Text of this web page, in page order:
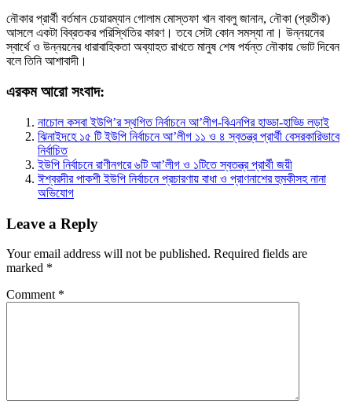
নৌকার প্রার্থী বর্তমান চেয়ারম্যান গোলাম মোস্তফা খান বাবলু জানান, নৌকা (প্রতীক)
আসলে একটা বিব্রতকর পরিস্থিতির কারণ। তবে সেটা কোন সমস্যা না। উন্নয়নের
স্বার্থে ও উন্নয়নের ধারাবাহিকতা অব্যাহত রাখতে মানুষ শেষ পর্যন্ত নৌকায় ভোট দিবেন
বলে তিনি আশাবাদী।
এরকম আরো সংবাদ:
নাচোল কসবা ইউপি’র স্থগিত নির্বাচনে আ’লীগ-বিএনপির হাড্ডা-হাড্ডি লড়াই
ঝিনাইদহে ১৫ টি ইউপি নির্বাচনে আ’লীগ ১১ ও ৪ স্বতন্ত্র প্রার্থী বেসরকারিভাবে
নির্বাচিত
ইউপি নির্বাচনে রাণীনগরে ৬টি আ’লীগ ও ১টিতে স্বতন্ত্র প্রার্থী জয়ী
ঈশ্বরদীর পাকশী ইউপি নির্বাচনে প্রচারণায় বাধা ও প্রাণনাশের হুমকীসহ নানা
অভিযোগ
Leave a Reply
Your email address will not be published. Required fields are
marked *
Comment *